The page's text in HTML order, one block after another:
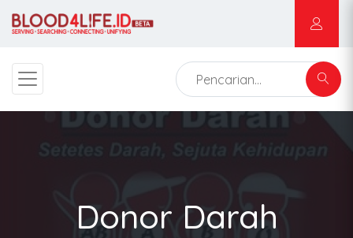
Donor Darah